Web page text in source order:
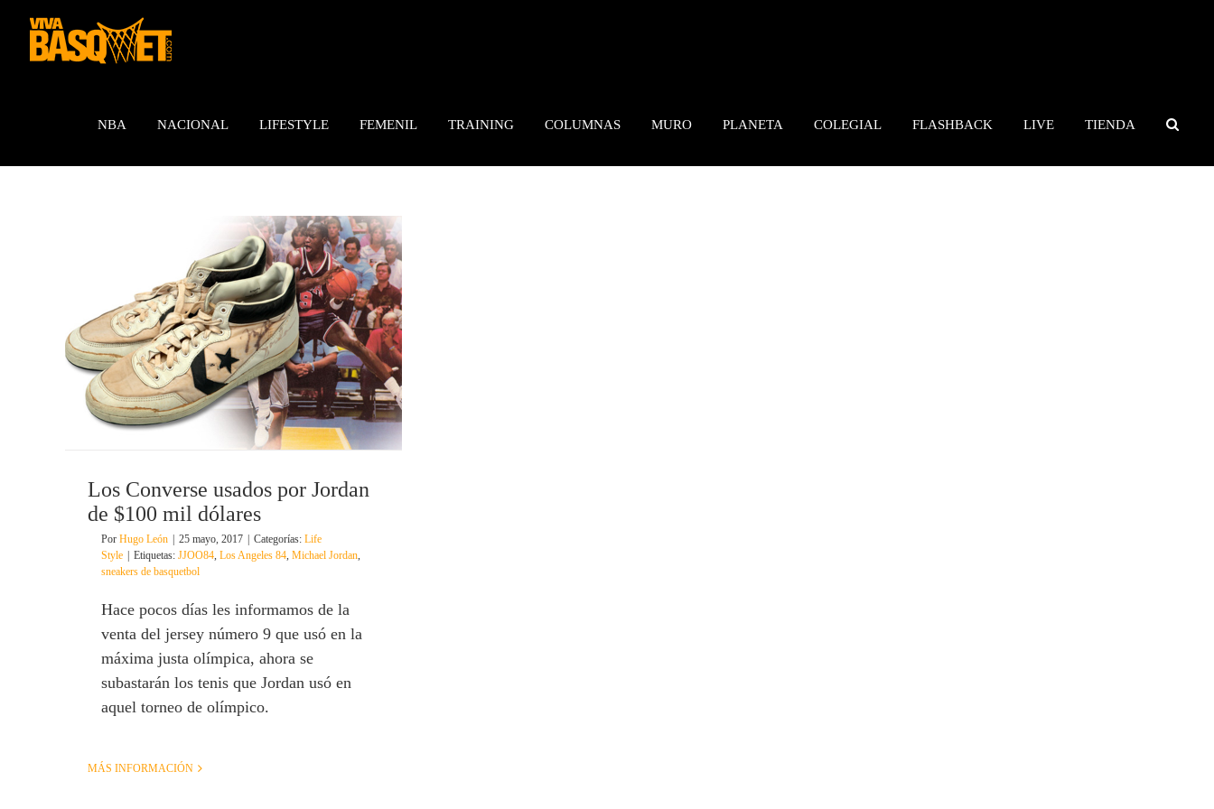
contenido
NBA NACIONAL LIFESTYLE FEMENIL TRAINING COLUMNAS MURO PLANETA COLEGIAL FLASHBACK LIVE TIENDA
Los Converse usados por Jordan
de $100 mil dólares
Por Hugo León 25 mayo, 2017 Categorías: Life
Style
Etiquetas: JJOO84, Los Angeles 84, Michael Jordan,
sneakers de basquetbol
Hace pocos días les informamos de la
venta del jersey número 9 que usó en la
máxima justa olímpica, ahora se
subastarán los tenis que Jordan usó en
aquel torneo de olímpico.
MÁS INFORMACIÓN